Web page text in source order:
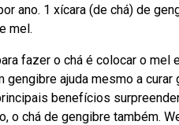
ano. 1 xícara (de chá) de
mel.
fazer o chá é colocar o mel
ajuda mesmo a
benefícios
o chá de gengibre também.